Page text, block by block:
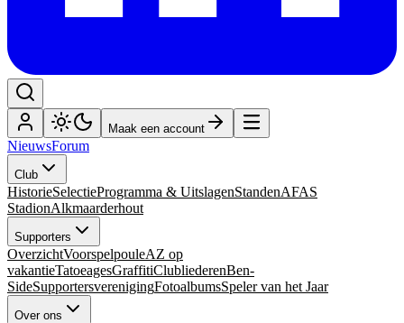
Maak een account
NieuwsForum
Club
HistorieSelectieProgramma & UitslagenStandenAFAS
StadionAlkmaarderhout
Supporters
OverzichtVoorspelpouleAZ op
vakantieTatoeagesGraffitiClubliederenBen-
SideSupportersverenigingFotoalbumsSpeler van het Jaar
Over ons